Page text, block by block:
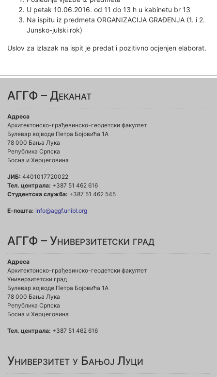
U petak 10.06.2016. od 11 do 13 h u kabinetu br 13
Na ispitu iz predmeta ORGANIZACIJA GRAĐENJA (1. i 2.
Junsko-julski rok)
Uslov za izlazak na ispit je predat i pozitivno ocjenjen elaborat.
АГГФ – Деканат
Адреса
Архитектонско-грађевинско-геодетски факултет
Булевар војводе Петра Бојовића 1A
78 000 Бања Лука
Република Српска
Босна и Херцеговина
ЈИБ: 4401017720022
Тел. централа: +387 51 462 616
Студентска служба: +387 51 462 545
Е-пошта: info@aggf.unibl.org
АГГФ – Универзитетски град
Адреса
Архитектонско-грађевинско-геодетски факултет
Универзитетски град
Булевар војводе Петра Бојовића 1A
78 000 Бања Лука
Република Српска
Босна и Херцеговина
Тел. централа: +387 51 462 616
Универзитет у Бањој Луци